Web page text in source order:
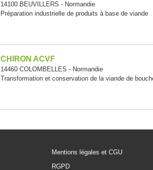
14100 BEUVILLERS - Normandie
Préparation industrielle de produits à base de viande
CHIRON ACVF
14460 COLOMBELLES - Normandie
Transformation et conservation de la viande de
Mentions légales et CGU
RGPD